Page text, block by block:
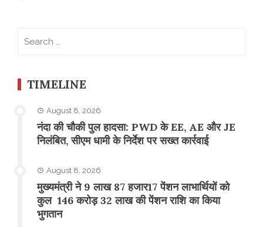
TIMELINE
August 8, 2026
नंदा की चौकी पुल हादसा: PWD के EE, AE और JE
निलंबित, सीएम धामी के निर्देश पर सख्त कार्रवाई
August 8, 2026
मुख्यमंत्री ने 9 लाख 87 हजार17 पेंशन लाभार्थियों को
कुल 146 करोड़ 32 लाख की पेंशन राशि का किया
भुगतान